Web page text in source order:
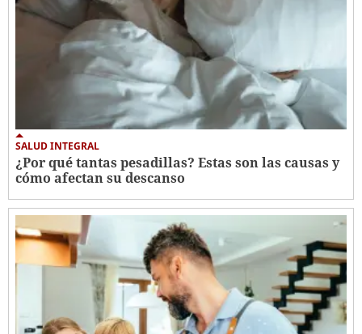
SALUD INTEGRAL
¿Por qué tantas pesadillas? Estas son las causas y
cómo afectan su descanso